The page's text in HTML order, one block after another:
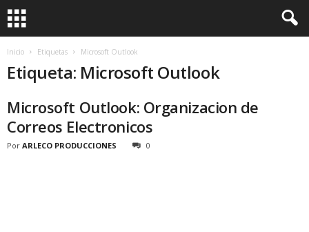
Inicio Etiquetas Microsoft Outlook
Etiqueta: Microsoft Outlook
Microsoft Outlook: Organizacion de
Correos Electronicos
Por ARLECO PRODUCCIONES 0